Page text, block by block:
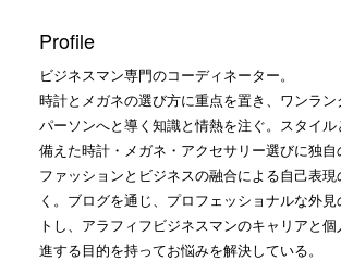
Profile
ビジネスマン専門のコーディネーター。
時計とメガネの選び方に重点を置き、ワンラン
パーソンへと導く知識と情熱を注ぐ。スタイ
備えた時計・メガネ・アクセサリー選びに独自
ファッションとビジネスの融合による自己表
く。ブログを通じ、プロフェッショナルな外
トし、アラフィフビジネスマンのキャリアと
進する目的を持ってお悩みを解決している。